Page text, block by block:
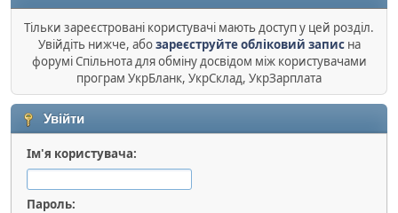
Тільки зареєстровані користувачі мають доступ у цей розділ.
Увійдіть нижче, абозареєструйте обліковий записна
форумі Спільнота для обміну досвідом між користувачами
програм УкрБланк, УкрСклад, УкрЗарплата
Увійти
Ім'я користувача:
Пароль: